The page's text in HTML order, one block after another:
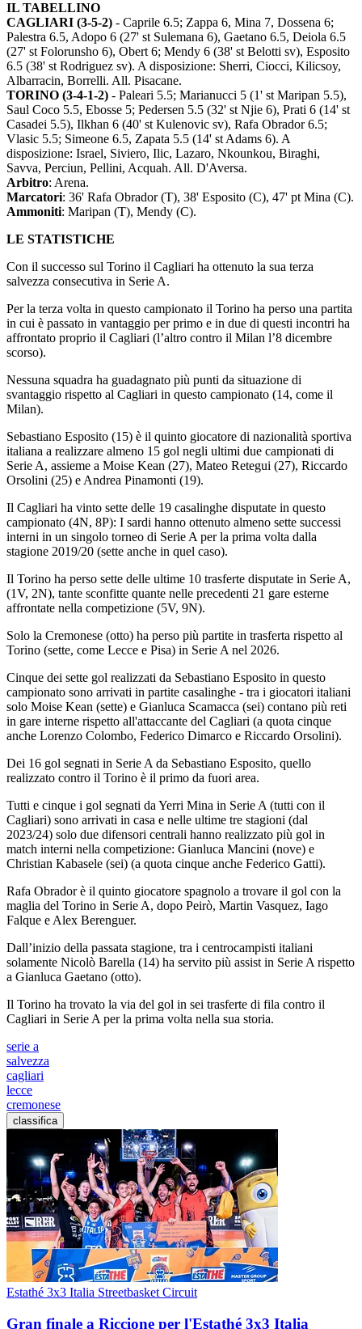
IL TABELLINO
CAGLIARI (3-5-2) - Caprile 6.5; Zappa 6, Mina 7, Dossena 6;
Palestra 6.5, Adopo 6 (27' st Sulemana 6), Gaetano 6.5, Deiola 6.5
(27' st Folorunsho 6), Obert 6; Mendy 6 (38' st Belotti sv), Esposito
6.5 (38' st Rodriguez sv). A disposizione: Sherri, Ciocci, Kilicsoy,
Albarracin, Borrelli. All. Pisacane.
TORINO (3-4-1-2) - Paleari 5.5; Marianucci 5 (1' st Maripan 5.5),
Saul Coco 5.5, Ebosse 5; Pedersen 5.5 (32' st Njie 6), Prati 6 (14' st
Casadei 5.5), Ilkhan 6 (40' st Kulenovic sv), Rafa Obrador 6.5;
Vlasic 5.5; Simeone 6.5, Zapata 5.5 (14' st Adams 6). A
disposizione: Israel, Siviero, Ilic, Lazaro, Nkounkou, Biraghi,
Savva, Perciun, Pellini, Acquah. All. D'Aversa.
Arbitro: Arena.
Marcatori: 36' Rafa Obrador (T), 38' Esposito (C), 47' pt Mina (C).
Ammoniti: Maripan (T), Mendy (C).
LE STATISTICHE
Con il successo sul Torino il Cagliari ha ottenuto la sua terza
salvezza consecutiva in Serie A.
Per la terza volta in questo campionato il Torino ha perso una partita
in cui è passato in vantaggio per primo e in due di questi incontri ha
affrontato proprio il Cagliari (l’altro contro il Milan l’8 dicembre
scorso).
Nessuna squadra ha guadagnato più punti da situazione di
svantaggio rispetto al Cagliari in questo campionato (14, come il
Milan).
Sebastiano Esposito (15) è il quinto giocatore di nazionalità sportiva
italiana a realizzare almeno 15 gol negli ultimi due campionati di
Serie A, assieme a Moise Kean (27), Mateo Retegui (27), Riccardo
Orsolini (25) e Andrea Pinamonti (19).
Il Cagliari ha vinto sette delle 19 casalinghe disputate in questo
campionato (4N, 8P): I sardi hanno ottenuto almeno sette successi
interni in un singolo torneo di Serie A per la prima volta dalla
stagione 2019/20 (sette anche in quel caso).
Il Torino ha perso sette delle ultime 10 trasferte disputate in Serie A,
(1V, 2N), tante sconfitte quante nelle precedenti 21 gare esterne
affrontate nella competizione (5V, 9N).
Solo la Cremonese (otto) ha perso più partite in trasferta rispetto al
Torino (sette, come Lecce e Pisa) in Serie A nel 2026.
Cinque dei sette gol realizzati da Sebastiano Esposito in questo
campionato sono arrivati in partite casalinghe - tra i giocatori italiani
solo Moise Kean (sette) e Gianluca Scamacca (sei) contano più reti
in gare interne rispetto all'attaccante del Cagliari (a quota cinque
anche Lorenzo Colombo, Federico Dimarco e Riccardo Orsolini).
Dei 16 gol segnati in Serie A da Sebastiano Esposito, quello
realizzato contro il Torino è il primo da fuori area.
Tutti e cinque i gol segnati da Yerri Mina in Serie A (tutti con il
Cagliari) sono arrivati in casa e nelle ultime tre stagioni (dal
2023/24) solo due difensori centrali hanno realizzato più gol in
match interni nella competizione: Gianluca Mancini (nove) e
Christian Kabasele (sei) (a quota cinque anche Federico Gatti).
Rafa Obrador è il quinto giocatore spagnolo a trovare il gol con la
maglia del Torino in Serie A, dopo Peirò, Martin Vasquez, Iago
Falque e Alex Berenguer.
Dall’inizio della passata stagione, tra i centrocampisti italiani
solamente Nicolò Barella (14) ha servito più assist in Serie A rispetto
a Gianluca Gaetano (otto).
Il Torino ha trovato la via del gol in sei trasferte di fila contro il
Cagliari in Serie A per la prima volta nella sua storia.
serie a
salvezza
cagliari
lecce
cremonese
classifica
Estathé 3x3 Italia Streetbasket Circuit
Gran finale a Riccione per l'Estathé 3x3 Italia